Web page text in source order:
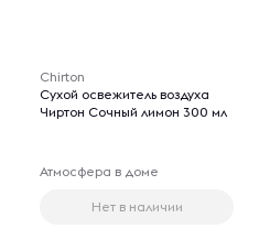
Chirton
Сухой освежитель воздуха
Чиртон Сочный лимон 300 мл
Атмосфера в доме
Нет в наличии